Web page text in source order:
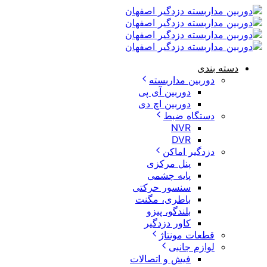
بندی
دوربین مداربسته
دوربین آی پی
دوربین اچ دی
دستگاه ضبط
دزدگیر اماکن
پنل مرکزی
پایه چشمی
سنسور حرکتی
باطری، مگنت
بلندگو، پیزو
کاور دزدگیر
قطعات مونتاژ
لوازم جانبی
فیش و اتصالات